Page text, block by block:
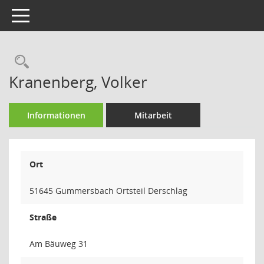
Toggle navigation
Rechercheauswahl
Kranenberg, Volker
Informationen Mitarbeit
Ort
51645 Gummersbach Ortsteil Derschlag
Straße
Am Bäuweg 31